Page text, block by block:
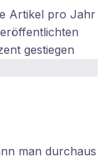
Artikel pro Jahr
gestiegen
man durchaus